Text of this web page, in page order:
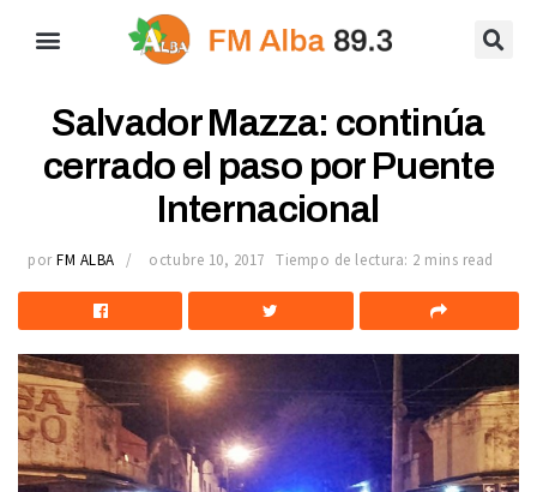
Salvador Mazza: continúa
cerrado el paso por Puente
Internacional
por FM ALBA octubre 10, 2017 Tiempo de lectura: 2 mins read